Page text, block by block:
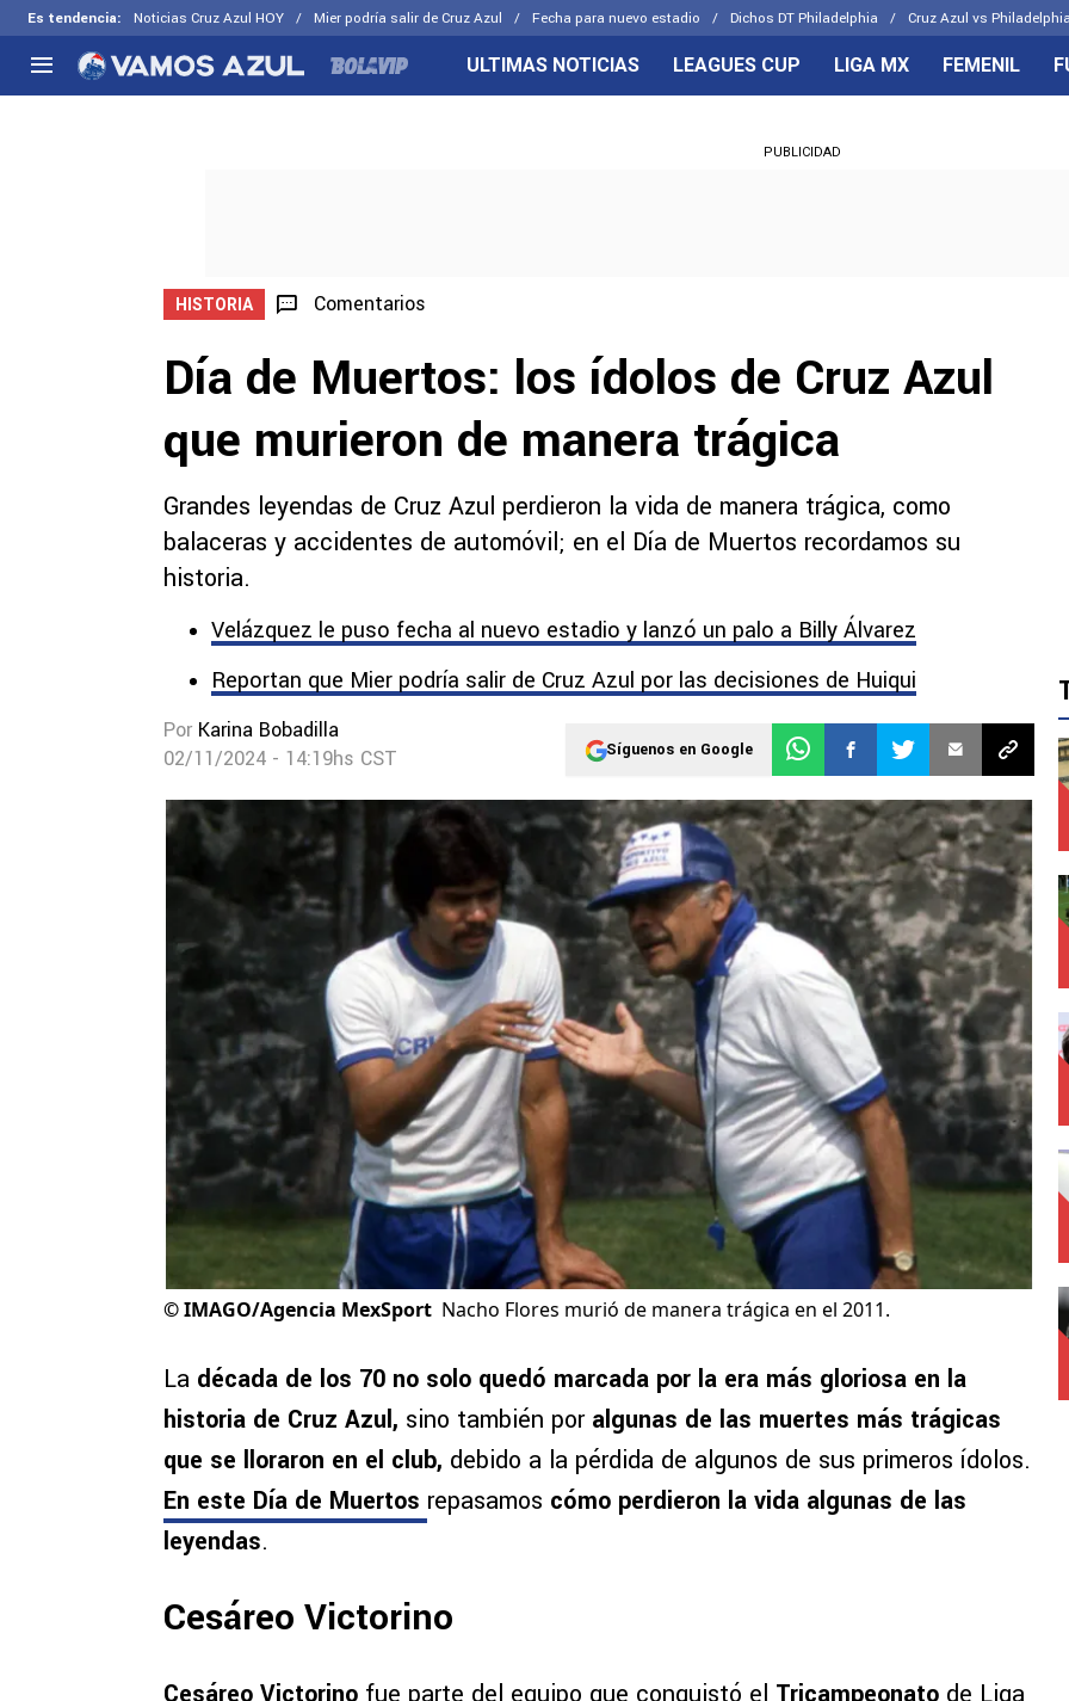
Es tendencia: Noticias Cruz Azul HOY Mier podría salir de Cruz Azul Fecha para nuevo estadio Dichos DT Philadelphia Cruz Azul vs
Selección Mexicana
CELESTES
ULTIMAS NOTICIAS LEAGUES CUP LIGA MX FEMENIL
PUBLICIDAD
HISTORIA Comentarios
Día de Muertos: los ídolos de Cruz Azul
que murieron de manera trágica
Grandes leyendas de Cruz Azul perdieron la vida de manera trágica, como
balaceras y accidentes de automóvil; en el Día de Muertos recordamos su
historia.
Velázquez le puso fecha al nuevo estadio y lanzó un palo a Billy Álvarez
Reportan que Mier podría salir de Cruz Azul por las decisiones de Huiqui
Por Karina Bobadilla
02/11/2024 - 14:19hs CST
Síguenos en Google
©IMAGO/Agencia MexSport Nacho Flores murió de manera trágica en el 2011.
La década de los 70 no solo quedó marcada por la era más gloriosa en la
historia de Cruz Azul, sino también por algunas de las muertes más trágicas
que se lloraron en el club, debido a la pérdida de algunos de sus primeros ídolos.
En este Día de Muertos repasamos cómo perdieron la vida algunas de las
leyendas.
Cesáreo Victorino